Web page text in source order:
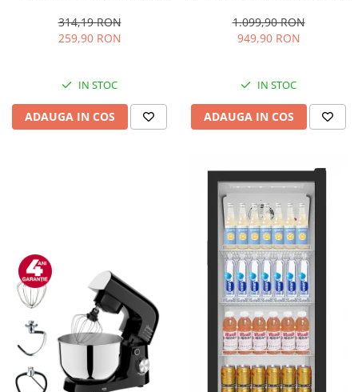
detasabil 1.5L, dispozitiv
spumare, filtru dublu din
314,19 RON
259,90 RON
IN STOC
ADAUGA IN COS
Termostat Ajustabil, Usi
reversibile, H 143 cm, Argintiu
1.099,90 RON
949,90 RON
IN STOC
ADAUGA IN COS